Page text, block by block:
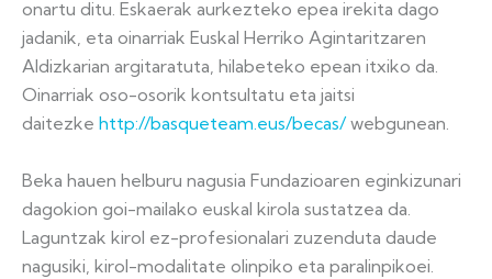
onartu ditu. Eskaerak aurkezteko epea irekita dago
jadanik, eta oinarriak Euskal Herriko Agintaritzaren
Aldizkarian argitaratuta, hilabeteko epean itxiko da.
Oinarriak oso-osorik kontsultatu eta jaitsi
daitezke http://basqueteam.eus/becas/webgunean.
Beka hauen helburu nagusia Fundazioaren eginkizunari
dagokion goi-mailako euskal kirola sustatzea da.
Laguntzak kirol ez-profesionalari zuzenduta daude
nagusiki, kirol-modalitate olinpiko eta paralinpikoei.